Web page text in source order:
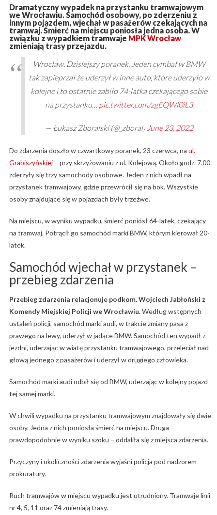
Dramatyczny wypadek na przystanku tramwajowym
we Wrocławiu. Samochód osobowy, po zderzeniu z
innym pojazdem, wjechał w pasażerów czekających na
tramwaj. Śmierć na miejscu poniosła jedna osoba. W
związku z wypadkiem tramwaje MPK Wrocław
zmieniają trasy przejazdu.
Wrocław. Dzisiejszy poranek. Jeden cymbał w BMW
tak zapieprzał że uderzył w inne auto, które uderzyło w
kolejne i to ostatnie zabiło 74-latka czekającego sobie
na przystanku… pic.twitter.com/zgEQWl0iL3
— Łukasz Zboralski (@_zboral) June 23, 2022
Do zdarzenia doszło w czwartkowy poranek, 23 czerwca, na ul.
Grabiszyńskiej– przy skrzyżowaniu z ul. Kolejową. Około godz. 7.00
zderzyły się trzy samochody osobowe. Jeden z nich wpadł na
przystanek tramwajowy, gdzie przewrócił się na bok. Wszystkie
osoby znajdujące się w pojazdach były trzeźwe.
Na miejscu, w wyniku wypadku, śmierć poniósł 64-latek, czekający
na tramwaj. Potrącił go samochód marki BMW, którym kierował 20-
latek.
Samochód wjechał w przystanek –
przebieg zdarzenia
Przebieg zdarzenia relacjonuje podkom. Wojciech Jabłoński z
Komendy Miejskiej Policji we Wrocławiu.Według wstępnych
ustaleń policji, samochód marki audi, w trakcie zmiany pasa z
prawego na lewy, uderzył w jadące BMW. Samochód ten wypadł z
jezdni, uderzając w wiatę przystanku tramwajowego, przeleciał nad
głową jednego z pasażerów i uderzył w drugiego człowieka.
Samochód marki audi odbił się od BMW, uderzając w kolejny pojazd
tej samej marki.
W chwili wypadku na przystanku tramwajowym znajdowały się dwie
osoby. Jedna z nich poniosła śmierć na miejscu. Druga –
prawdopodobnie w wyniku szoku – oddaliła się z miejsca zdarzenia.
Przyczyny i okoliczności zdarzenia wyjaśni policja pod nadzorem
prokuratury.
Ruch tramwajów w miejscu wypadku jest utrudniony. Tramwaje linii
nr 4, 5, 11 oraz 74 zmieniają trasy.